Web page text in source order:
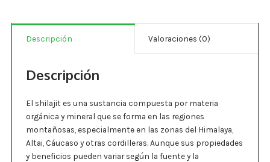
Control Del Peso
Cocó March
Aminoácidos
Salud Visual
Multivitaminas Adultos 50 Años A Más
Descripción Valoraciones (0)
Descripción
El shilajit es una sustancia compuesta por materia
orgánica y mineral que se forma en las regiones
montañosas, especialmente en las zonas del Himalaya,
Altai, Cáucaso y otras cordilleras. Aunque sus propiedades
y beneficios pueden variar según la fuente y la